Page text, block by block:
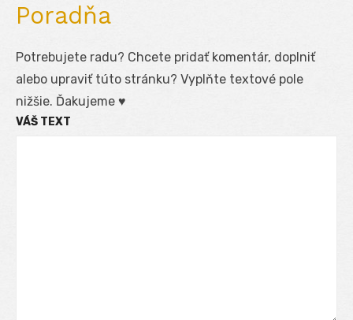
Poradňa
Potrebujete radu? Chcete pridať komentár, doplniť
alebo upraviť túto stránku? Vyplňte textové pole
nižšie. Ďakujeme ♥
VÁŠ TEXT